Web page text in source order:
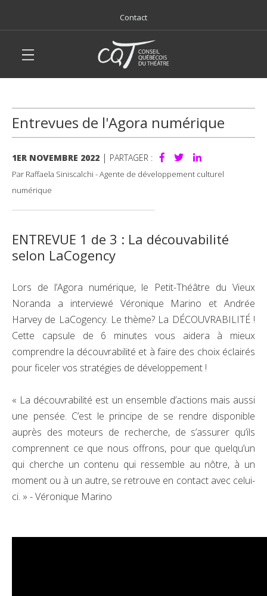
Contact
Entrevues de l'Agora numérique
1ER NOVEMBRE 2022 | PARTAGER :
Par Raffaela Siniscalchi - Agente de développement culturel
numérique
ENTREVUE 1 de 3 : La découvabilité
selon LaCogency
Lors de l’Agora numérique, le Petit-Théâtre du Vieux
Noranda a interviewé Véronique Marino et Andrée
Harvey de LaCogency. Le thème? La DÉCOUVRABILITÉ !
Cette capsule de 6 minutes vous aidera à mieux
comprendre la découvrabilité et à faire des choix éclairés
pour ficeler vos stratégies de développement !
« La découvrabilité est un ensemble d’actions mais aussi
une pensée. C’est le principe de se rendre disponible
auprès des moteurs de recherche, de s’assurer qu’ils
comprennent ce que nous offrons, pour que quelqu’un
qui cherche un contenu qui ressemble au nôtre, à un
moment ou à un autre, se retrouve en contact avec celui-
ci. » - Véronique Marino